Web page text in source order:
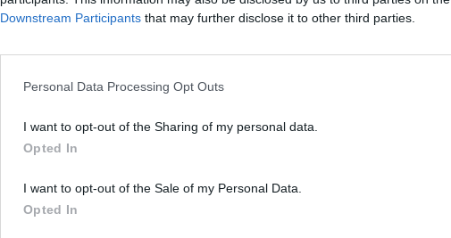
Downstream Participants that may further disclose it to other third parties.
Personal Data Processing Opt Outs
I want to opt-out of the Sharing of my personal data.
Opted In
I want to opt-out of the Sale of my Personal Data.
Opted In